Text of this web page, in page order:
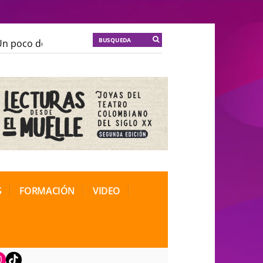
poco de locura para la cordura
de Teatro Rosa
FORMACIÓN VIDEO
TikTok